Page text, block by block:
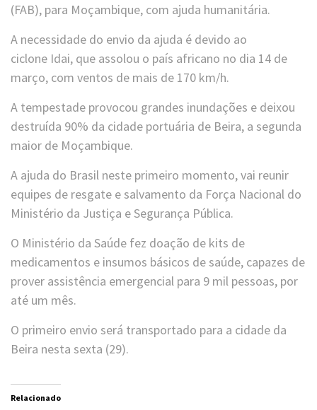
(FAB), para Moçambique, com ajuda humanitária.
A necessidade do envio da ajuda é devido ao
ciclone Idai, que assolou o país africano no dia 14 de
março, com ventos de mais de 170 km/h.
A tempestade provocou grandes inundações e deixou
destruída 90% da cidade portuária de Beira, a segunda
maior de Moçambique.
A ajuda do Brasil neste primeiro momento, vai reunir
equipes de resgate e salvamento da Força Nacional do
Ministério da Justiça e Segurança Pública.
O Ministério da Saúde fez doação de kits de
medicamentos e insumos básicos de saúde, capazes de
prover assistência emergencial para 9 mil pessoas, por
até um mês.
O primeiro envio será transportado para a cidade da
Beira nesta sexta (29).
Relacionado